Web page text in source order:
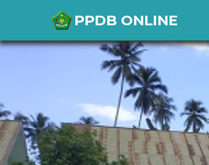
PPDB ONLINE